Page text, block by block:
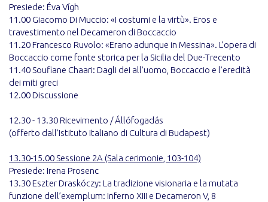
Presiede: Éva Vígh
11.00 Giacomo Di Muccio: «I costumi e la virtù». Eros e
travestimento nel Decameron di Boccaccio
11.20 Francesco Ruvolo: «Erano adunque in Messina». L’opera di
Boccaccio come fonte storica per la Sicilia del Due-Trecento
11.40 Soufiane Chaari: Dagli dei all’uomo, Boccaccio e l’eredità
dei miti greci
12.00 Discussione
12.30 - 13.30 Ricevimento / Állófogadás
(offerto dall’Istituto Italiano di Cultura di Budapest)
13.30-15.00 Sessione 2A (Sala cerimonie, 103-104)
Presiede: Irena Prosenc
13.30 Eszter Draskóczy: La tradizione visionaria e la mutata
funzione dell’exemplum: Inferno XIII e Decameron V, 8